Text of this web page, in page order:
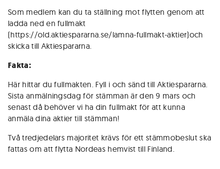
Som medlem kan du ta ställning mot flytten genom att
ladda ned en fullmakt
(https://old.aktiespararna.se/lamna-fullmakt-aktier)och
skicka till Aktiespararna.
Fakta:
Här hittar du fullmakten. Fyll i och sänd till Aktiespararna.
Sista anmälningsdag för stämman är den 9 mars och
senast då behöver vi ha din fullmakt för att kunna
anmäla dina aktier till stämman!
Två tredjedelars majoritet krävs för ett stämmobeslut ska
fattas om att flytta Nordeas hemvist till Finland.